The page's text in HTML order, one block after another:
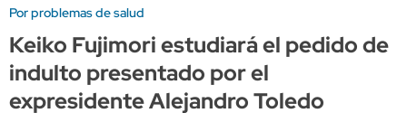
Por problemas de salud
Keiko Fujimori estudiará el pedido de
indulto presentado por el
expresidente Alejandro Toledo